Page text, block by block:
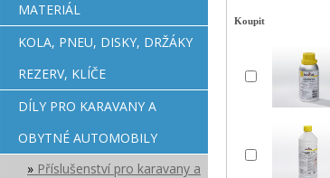
MATERIÁL
KOLA, PNEU, DISKY, DRŽÁKY
REZERV, KLÍČE
DÍLY PRO KARAVANY A
OBYTNÉ AUTOMOBILY
Příslušenství pro karavany a
Koupit